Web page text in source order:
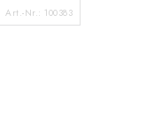
Art.-Nr.: 100383